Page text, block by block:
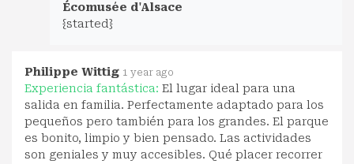
Écomusée d'Alsace
{started}
Philippe Wittig 1 year ago
Experiencia fantástica: El lugar ideal para una
salida en familia. Perfectamente adaptado para los
pequeños pero también para los grandes. El parque
es bonito, limpio y bien pensado. Las actividades
son geniales y muy accesibles. Qué placer recorrer